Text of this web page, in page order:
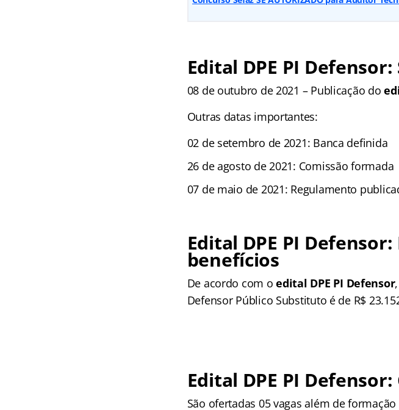
Edital DPE PI
08 de outubro de 2021 – Publicação do
Outras datas importantes:
02 de setembro de 2021: Banca definida
26 de agosto de 2021: Comissão formada
07 de maio de 2021: Regulamento
Edital DPE PI
benefícios
De acordo com oedital DPE PI Defensor
Defensor Público Substituto é de R$
Edital DPE PI
São ofertadas 05 vagas além de